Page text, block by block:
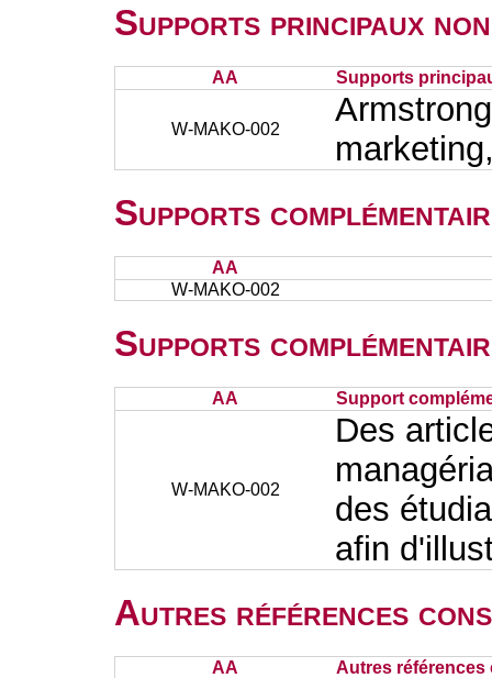
Supports principaux
AA Supports
W-MAKO-002
Supports
AA
W-MAKO-002
Supports
AA Support
W-MAKO-002
Des
des
afin
Autres références
AA Autres références